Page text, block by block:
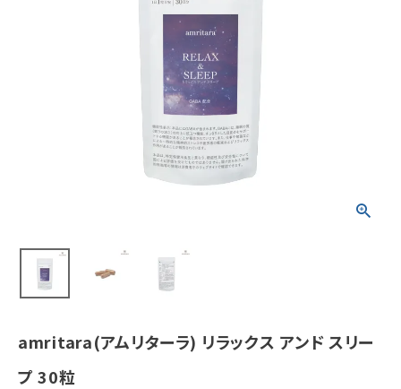
美容・コスメ・香水
日用品雑貨
amritara(アムリターラ) リラックス アンド スリー
プ 30粒